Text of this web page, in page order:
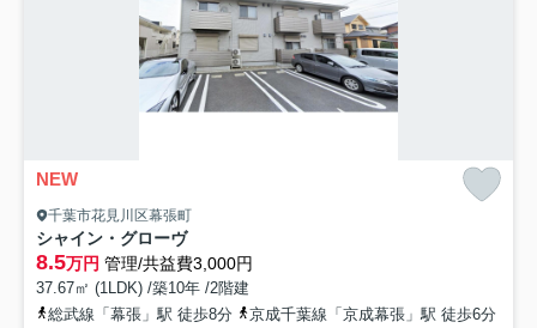
NEW
千葉市花見川区幕張町
シャイン・グローヴ
8.5万円 管理/共益費3,000円
37.67㎡ (1LDK) /築10年 /2階建
総武線「幕張」駅 徒歩8分
京成千葉線「京成幕張」駅 徒歩6分